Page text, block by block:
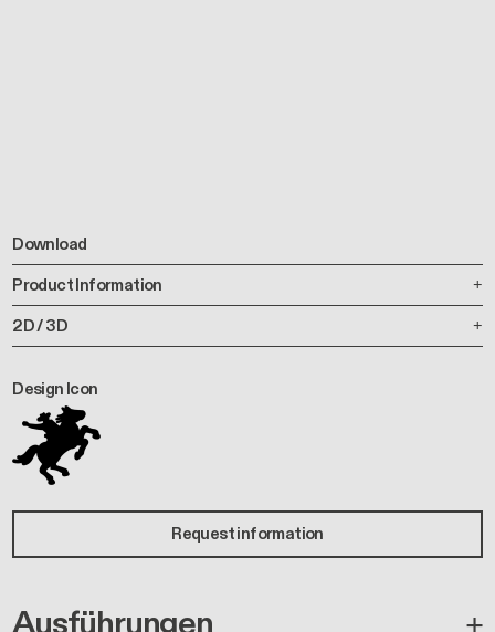
Download
Product Information
2D / 3D
Design Icon
Request information